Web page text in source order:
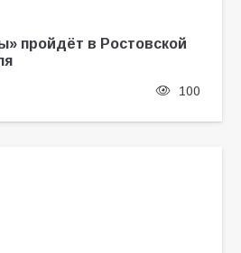
пройдёт в Ростовской
100